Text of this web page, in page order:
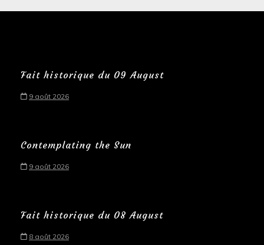
Fait historique du 09 August
9 août 2026
Contemplating the Sun
9 août 2026
Fait historique du 08 August
8 août 2026